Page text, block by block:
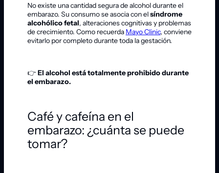
No existe una cantidad segura de alcohol durante el
embarazo. Su consumo se asocia con elsíndrome
alcohólico fetal, alteraciones cognitivas y problemas
de crecimiento. Como recuerda Mayo Clinic, conviene
evitarlo por completo durante toda la gestación.
👉 El alcohol está totalmente prohibido durante
el embarazo.
Café y cafeína en el
embarazo: ¿cuánta se puede
tomar?